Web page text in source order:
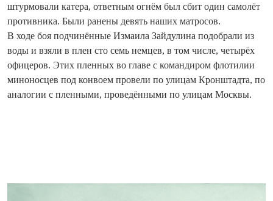
штурмовали катера, ответным огнём был сбит один самолёт
противника. Были ранены девять наших матросов.
В ходе боя подчинённые Измаила Зайдулина подобрали из
воды и взяли в плен сто семь немцев, в том числе, четырёх
офицеров. Этих пленных во главе с командиром флотилии
миноносцев под конвоем провели по улицам Кронштадта, по
аналогии с пленными, проведёнными по улицам Москвы.